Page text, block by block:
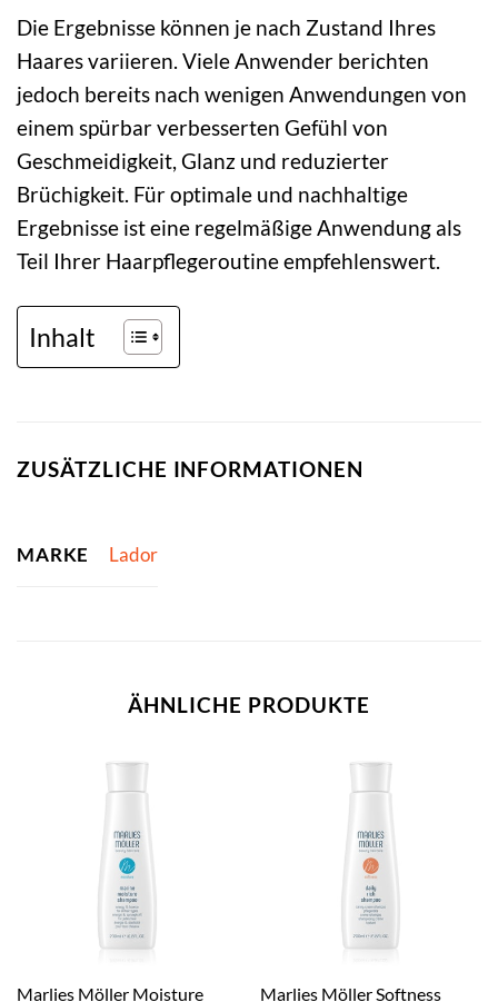
Die Ergebnisse können je nach Zustand Ihres
Haares variieren. Viele Anwender berichten
jedoch bereits nach wenigen Anwendungen von
einem spürbar verbesserten Gefühl von
Geschmeidigkeit, Glanz und reduzierter
Brüchigkeit. Für optimale und nachhaltige
Ergebnisse ist eine regelmäßige Anwendung als
Teil Ihrer Haarpflegeroutine empfehlenswert.
Inhalt
ZUSÄTZLICHE INFORMATIONEN
MARKE Lador
ÄHNLICHE PRODUKTE
Marlies Möller Moisture Marlies Möller Softness